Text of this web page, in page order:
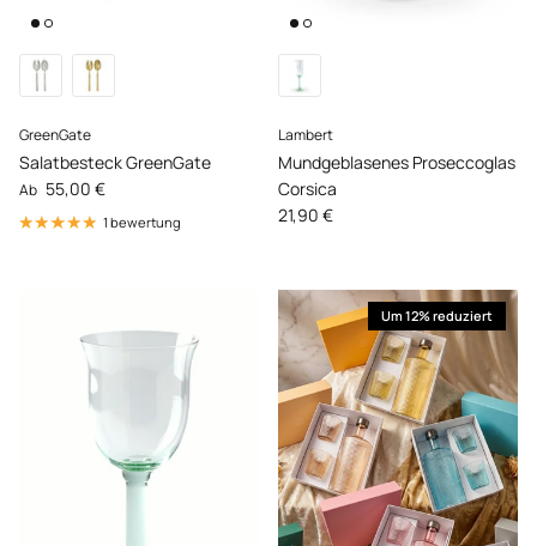
GreenGate
Salatbesteck GreenGate
Normaler Preis
Ab 55,00 €
1 bewertung
Lambert
Mundgeblasenes Proseccoglas
Corsica
Normaler Preis
21,90 €
Um 12% reduziert